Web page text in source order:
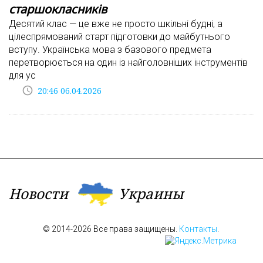
старшокласників
Десятий клас — це вже не просто шкільні будні, а
цілеспрямований старт підготовки до майбутнього
вступу. Українська мова з базового предмета
перетворюється на один із найголовніших інструментів
для ус
access_time 20:46 06.04.2026
Новости Украины
© 2014-2026 Все права защищены. Контакты.